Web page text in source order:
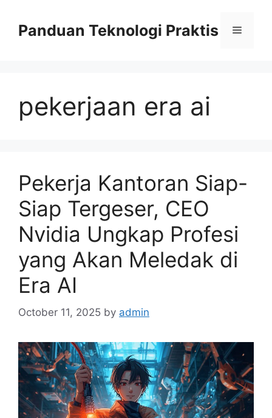
contentPanduan Teknologi Praktis Menu
pekerjaan era ai
Pekerja Kantoran Siap-
Siap Tergeser, CEO
Nvidia Ungkap Profesi
yang Akan Meledak di
Era AI
October 11, 2025 by admin